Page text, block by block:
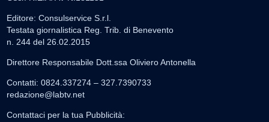
Editore: Consulservice S.r.l.
Testata giornalistica Reg. Trib. di Benevento
n. 244 del 26.02.2015
Direttore Responsabile Dott.ssa Oliviero Antonella
Contatti: 0824.337274 – 327.7390733
redazione@labtv.net
Contattaci per la tua Pubblicità: